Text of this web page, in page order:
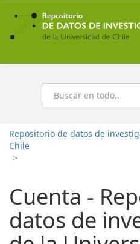
Ir
contenido
principal
Buscar
Repositorio de datos de
Chile
>
Cuenta -
datos de